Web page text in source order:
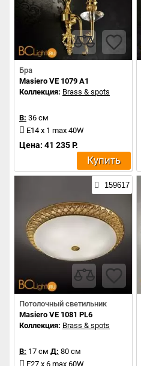
Бра
Masiero VE 1079 A1
Коллекция: Brass & spots
В: 36 см
E14 x 1 max 40W
Цена: 41 235 Р.
Купить
159617
Потолочный светильник
Masiero VE 1081 PL6
Коллекция: Brass & spots
В: 17 см Д: 80 см
E27 x 6 max 60W